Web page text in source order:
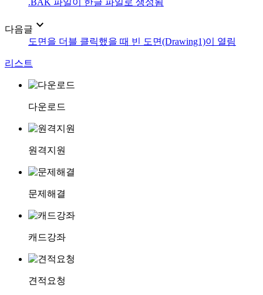
다음글 expand_more
도면을 더블 클릭했을 때 빈 도면(Drawing1)이 열림
리스트
다운로드
원격지원
문제해결
캐드강좌
견적요청